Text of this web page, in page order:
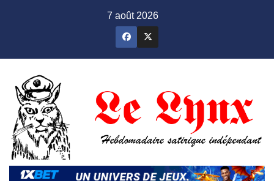
7 août 2026